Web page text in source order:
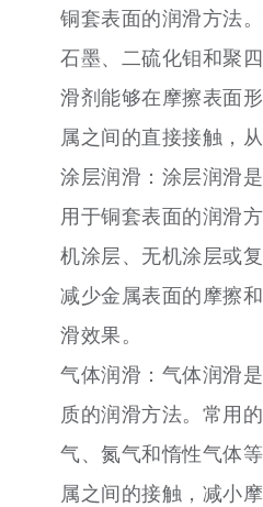
铜套表面的润滑方法
石墨、二硫化钼和聚
滑剂能够在摩擦表面
属之间的直接接触，
涂层润滑：涂层润滑
用于铜套表面的润滑
机涂层、无机涂层或
减少金属表面的摩擦
滑效果。
气体润滑：气体润滑
质的润滑方法。常用
气、氮气和惰性气体
属之间的接触，减小